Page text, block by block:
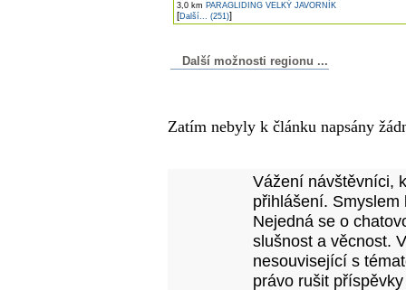
3,0 km PARAGLIDING VELKÝ JAVORNÍK
[Další... (251)]
Další možnosti regionu ...
Zatím nebyly k článku napsány
Vážení návštěvníci,
přihlášení.
Nejedná se o
slušnost a věcnost.
nesouvisející s
právo rušit